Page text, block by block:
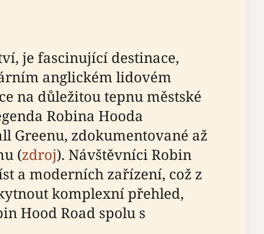
je fascinující destinace,
anglickém lidovém
na důležitou tepnu městské
Robina Hooda
Greenu, zdokumentované až
(zdroj). Návštěvníci Robin
a moderních zařízení, což z
komplexní přehled,
Hood Road spolu s